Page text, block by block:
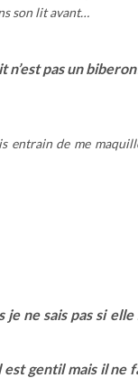
son lit avant…
n’est pas un
entrain de me
ne sais pas si
gentil mais il ne